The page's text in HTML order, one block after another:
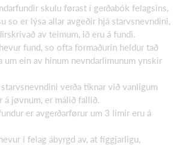
skulu førast í gerðabók felagsins,
so er lýsa allar avgeðir hjá starvsnevndini,
av teimum, ið eru á fundi.
fund, so ofta formaðurin heldur tað
um ein av hinum nevndarlimunum ynskir
verða tiknar við vanligum
á jøvnum, er málið fallið.
er avgerðarførur um 3 limir eru á
í felag ábyrgd av, at fíggjarligu,